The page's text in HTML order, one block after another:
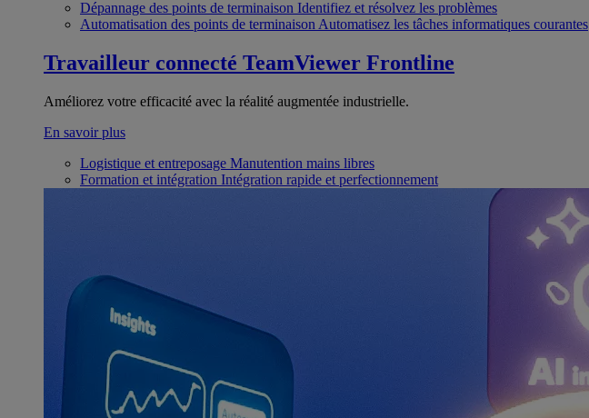
Dépannage des points de terminaison Identifiez et résolvez les problèmes
Automatisation des points de terminaison Automatisez les tâches informatiques courantes
Travailleur connecté TeamViewer Frontline
Améliorez votre efficacité avec la réalité augmentée industrielle.
En savoir plus
Logistique et entreposage Manutention mains libres
Formation et intégration Intégration rapide et perfectionnement